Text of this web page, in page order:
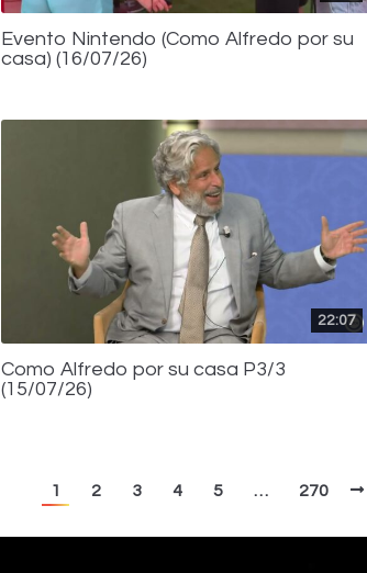
Evento Nintendo (Como Alfredo por su
casa) (16/07/26)
22:07
Como Alfredo por su casa P3/3
(15/07/26)
1 2 3 4 5 … 270